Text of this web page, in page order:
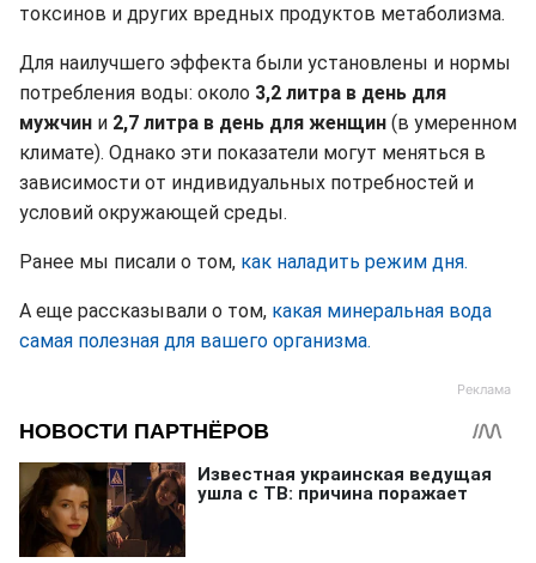
токсинов и других вредных продуктов метаболизма.
Для наилучшего эффекта были установлены и нормы
потребления воды: около 3,2 литра в день для
мужчин и 2,7 литра в день для женщин (в умеренном
климате). Однако эти показатели могут меняться в
зависимости от индивидуальных потребностей и
условий окружающей среды.
Ранее мы писали о том, как наладить режим дня.
А еще рассказывали о том, какая минеральная вода
самая полезная для вашего организма.